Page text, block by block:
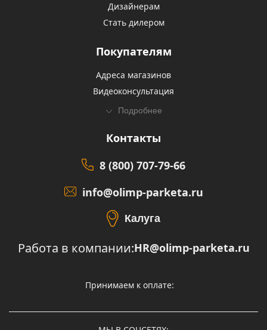
Дизайнерам
Стать дилером
Покупателям
Адреса магазинов
Видеоконсультация
Подробнее
Контакты
8 (800) 707-79-66
info@olimp-parketa.ru
Калуга
Работа в компании:HR@olimp-parketa.ru
Принимаем к оплате: